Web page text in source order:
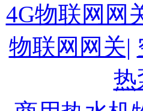
4G物联网网
物联网网关|
热